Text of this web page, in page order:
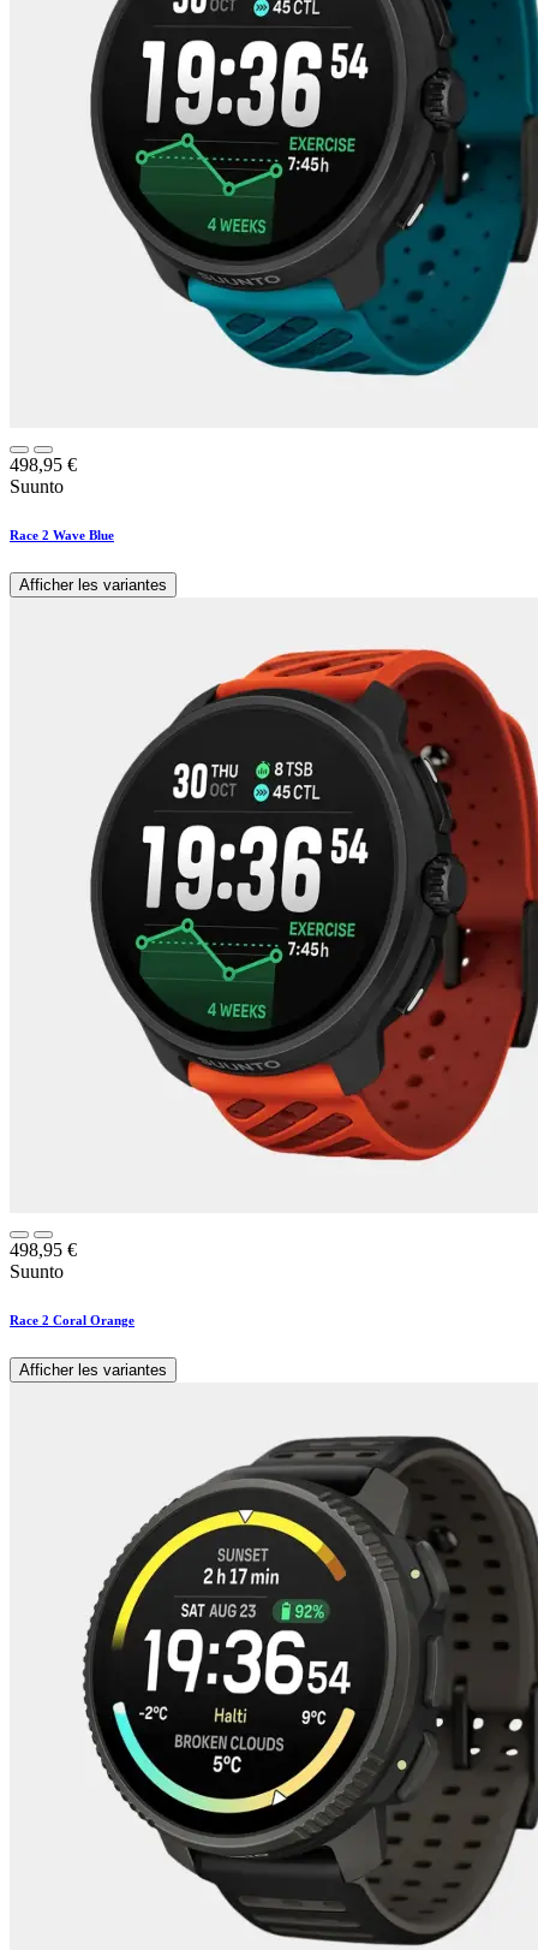
498,95 €
Suunto
Race 2 Wave Blue
Afficher les variantes
498,95 €
Suunto
Race 2 Coral Orange
Afficher les variantes